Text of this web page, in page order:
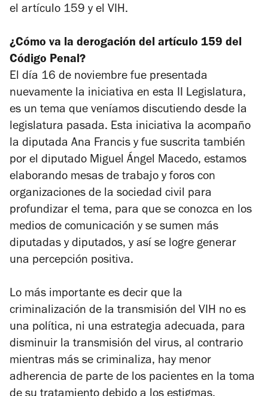
el artículo 159 y el VIH.
¿Cómo va la derogación del artículo 159 del
Código Penal?
El día 16 de noviembre fue presentada
nuevamente la iniciativa en esta II Legislatura,
es un tema que veníamos discutiendo desde la
legislatura pasada. Esta iniciativa la acompaño
la diputada Ana Francis y fue suscrita también
por el diputado Miguel Ángel Macedo, estamos
elaborando mesas de trabajo y foros con
organizaciones de la sociedad civil para
profundizar el tema, para que se conozca en los
medios de comunicación y se sumen más
diputadas y diputados, y así se logre generar
una percepción positiva.
Lo más importante es decir que la
criminalización de la transmisión del VIH no es
una política, ni una estrategia adecuada, para
disminuir la transmisión del virus, al contrario
mientras más se criminaliza, hay menor
adherencia de parte de los pacientes en la toma